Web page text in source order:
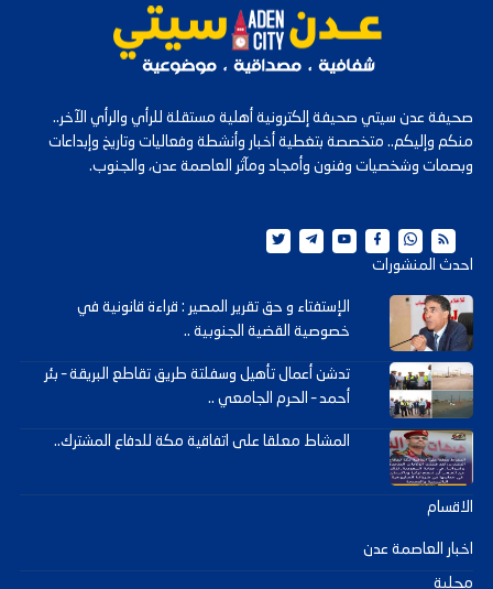
صحيفة عدن سيتي صحيفة إلكترونية أهلية مستقلة للرأي والرأي الآخر..
منكم وإليكم.. متخصصة بتغطية أخبار وأنشطة وفعاليات وتاريخ وإبداعات
وبصمات وشخصيات وفنون وأمجاد ومآثر العاصمة عدن، والجنوب.
احدث المنشورات
الإستفتاء و حق تقرير المصير : قراءة قانونية في
خصوصية القضية الجنوبية ..
تدشن أعمال تأهيل وسفلتة طريق تقاطع البريقة – بئر
أحمد – الحرم الجامعي ..
المشاط معلقا على اتفاقية مكة للدفاع المشترك..
الاقسام
اخبار العاصمة عدن
محلية